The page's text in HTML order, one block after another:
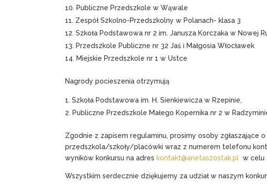
Publiczne Przedszkole w Wąwale
Zespół Szkolno-Przedszkolny w Polanach- klasa 3
Szkoła Podstawowa nr 2 im. Janusza Korczaka w Nowej
Przedszkole Publiczne nr 32 Jaś i Małgosia Włocławek
Miejskie Przedszkole nr 1 w Ustce
Nagrody pocieszenia otrzymują
Szkoła Podstawowa im. H. Sienkiewicza w Rzepinie,
Publiczne Przedszkole Małego Kopernika nr 2 w
Zgodnie z zapisem regulaminu, prosimy osoby zgłaszające o
przedszkola/szkoły/placówki wraz z numerem telefonu
wyników konkursu na adres kontakt@anetaszostak.pl w celu
Wszystkim serdecznie dziękujemy za udział w naszym